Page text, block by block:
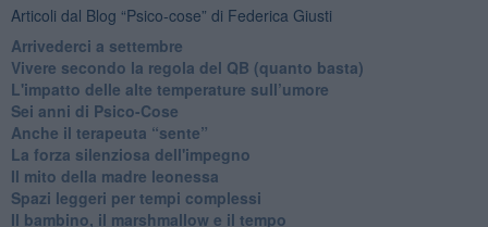
Articoli dal Blog “Psico-cose” di Federica Giusti
​Arrivederci a settembre
​Vivere secondo la regola del QB (quanto basta)
​L'impatto delle alte temperature sull’umore
Sei anni di Psico-Cose
​Anche il terapeuta “sente”
​La forza silenziosa dell'impegno
​Il mito della madre leonessa
Spazi leggeri per tempi complessi
Il bambino, il marshmallow e il tempo